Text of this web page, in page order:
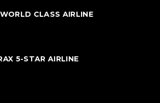
CLASS AIRLINE
5-STAR AIRLINE